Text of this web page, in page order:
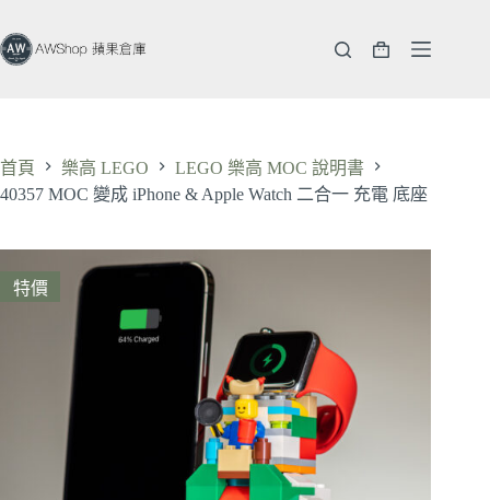
至
主
購
首頁 樂高 LEGO
LEGO 樂高 MOC 說明書
40357 MOC 變成 iPhone & Apple Watch 二合一 充電 底座
特價